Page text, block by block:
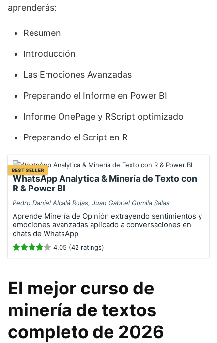
aprenderás:
Resumen
Introducción
Las Emociones Avanzadas
Preparando el Informe en Power BI
Informe OnePage y RScript optimizado
Preparando el Script en R
BEST SELLER
WhatsApp Analytica & Minería de Texto con
R & Power BI
Pedro Daniel Alcalá Rojas, Juan Gabriel Gomila Salas
Aprende Minería de Opinión extrayendo sentimientos y
emociones avanzadas aplicado a conversaciones en
chats de WhatsApp
4.05 (42 ratings)
El mejor curso de
minería de textos
completo de 2026